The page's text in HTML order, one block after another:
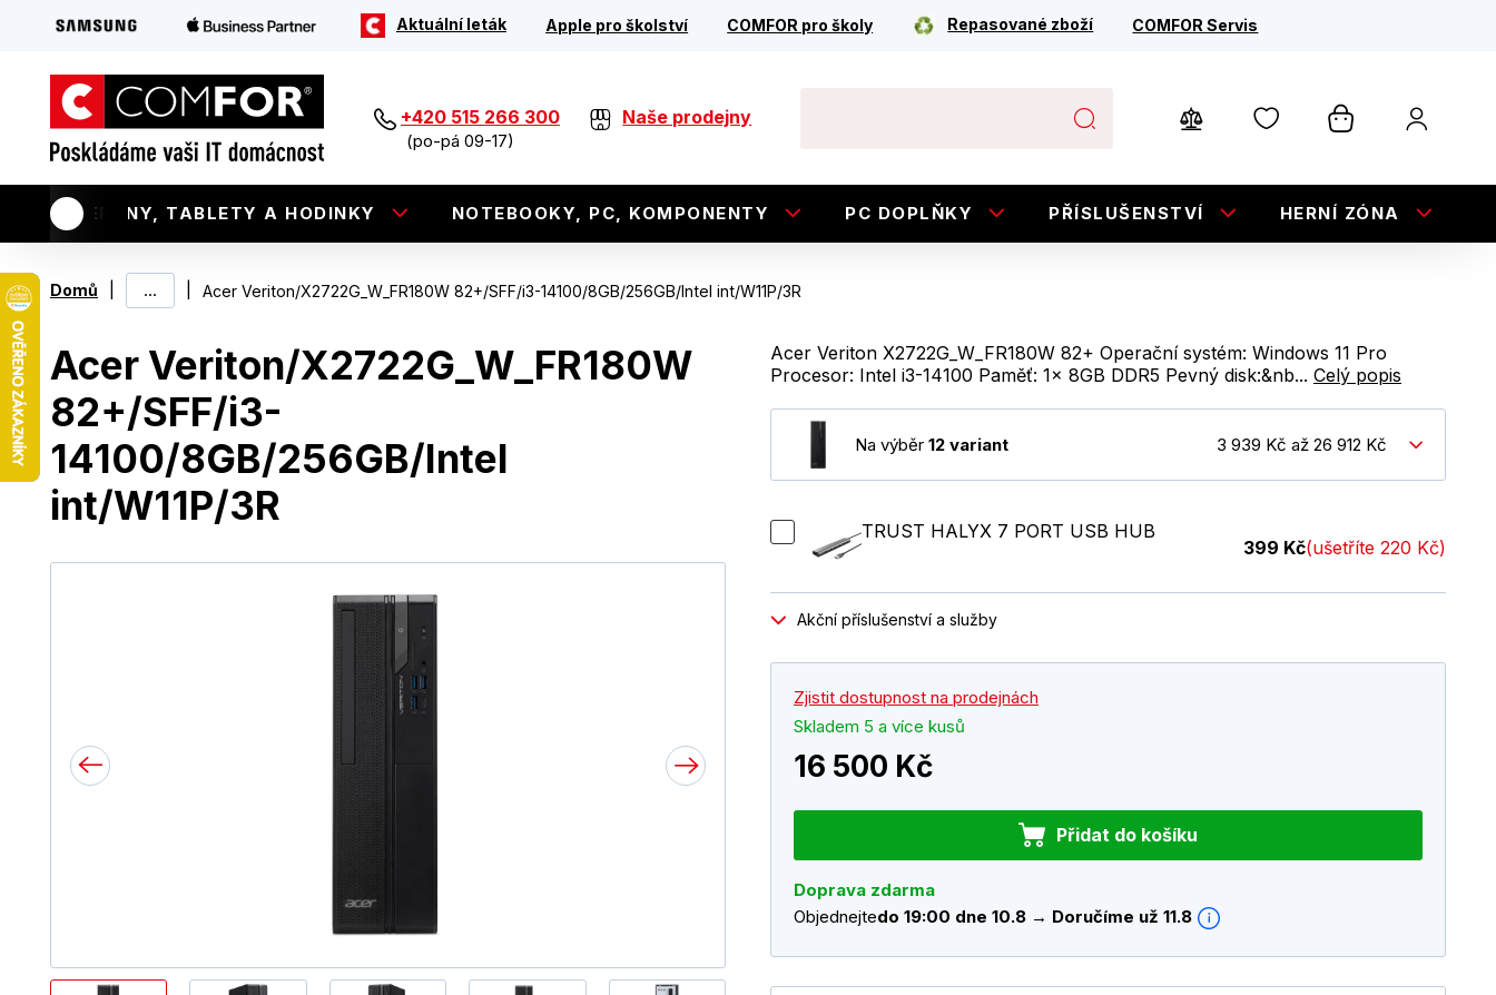
Aktuální leták Apple pro školství COMFOR pro školy Repasované zboží COMFOR Servis
+420 515 266 300
(po-pá 09-17)
Naše prodejny
TELEFONY, TABLETY A HODINKY NOTEBOOKY, PC, KOMPONENTY PC DOPLŇKY PŘÍSLUŠENSTVÍ HERNÍ ZÓNA
Domů ... Acer Veriton/X2722G_W_FR180W 82+/SFF/i3-14100/8GB/256GB/Intel int/W11P/3R
Acer Veriton/X2722G_W_FR180W
82+/SFF/i3-
14100/8GB/256GB/Intel
int/W11P/3R
Acer Veriton X2722G_W_FR180W 82+ Operační systém: Windows 11 Pro
Procesor: Intel i3-14100 Paměť: 1x 8GB DDR5 Pevný disk:&nb... Celý popis
Na výběr 12 variant 3 939 Kč až 26 912 Kč
TRUST HALYX 7 PORT USB HUB
399 Kč(ušetříte 220 Kč)
Akční příslušenství a služby
Zjistit dostupnost na prodejnách
Skladem 5 a více kusů
16 500 Kč
Přidat do košíku
Doprava zdarma
Objednejtedo 19:00 dne 10.8 → Doručíme už 11.8